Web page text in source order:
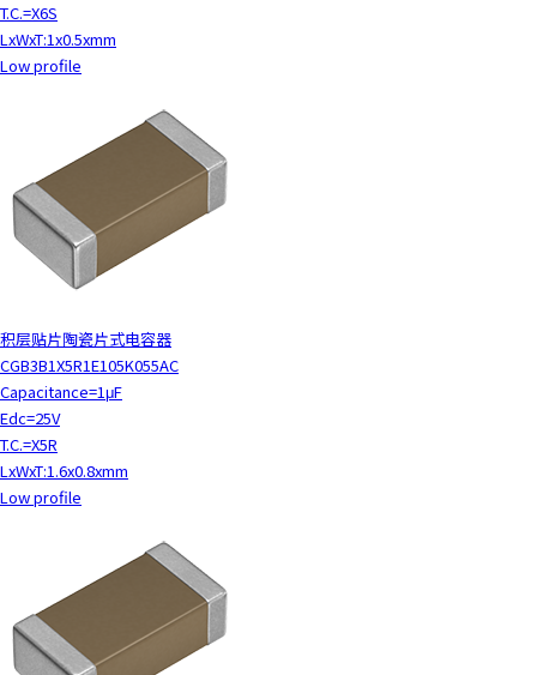
T.C.=X6S
LxWxT:1x0.5xmm
Low profile
积层贴片陶瓷片式电容器
CGB3B1X5R1E105K055AC
Capacitance=1μF
Edc=25V
T.C.=X5R
LxWxT:1.6x0.8xmm
Low profile